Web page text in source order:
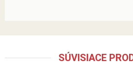
SÚVISIACE